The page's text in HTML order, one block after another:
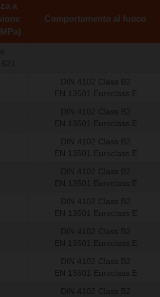
a
Comportamento al fuoco
DIN 4102 Class B2
EN 13501 Euroclass E
DIN 4102 Class B2
EN 13501 Euroclass E
DIN 4102 Class B2
EN 13501 Euroclass E
DIN 4102 Class B2
EN 13501 Euroclass E